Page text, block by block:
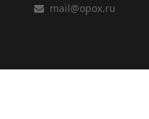
mail@opox.ru